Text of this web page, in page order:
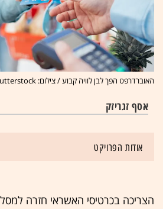
האוברדרפט הפך לבן לוויה קבוע / צילום: Shutterstock
אסף זגריזק
אודות הפרויקט
הצריכה בכרטיסי האשראי חזרה